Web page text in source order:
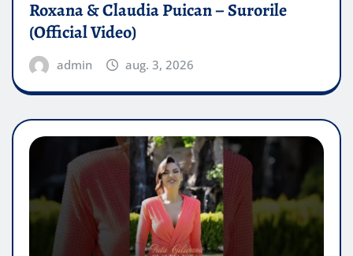
Roxana & Claudia Puican – Surorile
(Official Video)
admin aug. 3, 2026